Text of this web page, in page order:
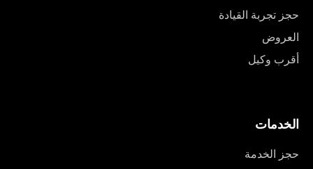
حجز تجربة القيادة
العروض
أقرب وكيل
الخدمات
حجز الخدمة